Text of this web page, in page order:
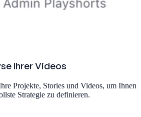
Ihrer Videos
Projekte, Stories und Videos, um Ihnen
Strategie zu definieren.